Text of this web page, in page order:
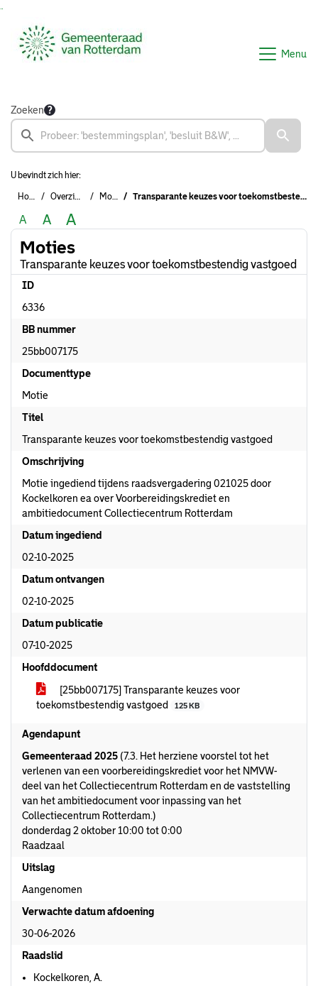
Menu
Zoeken
U bevindt zich hier:
Home Overzichten Moties Transparante keuzes voor toekomstbestendig vastgoed
A A A
Moties
Transparante keuzes voor toekomstbestendig vastgoed
ID
6336
BB nummer
25bb007175
Documenttype
Motie
Titel
Transparante keuzes voor toekomstbestendig vastgoed
Omschrijving
Motie ingediend tijdens raadsvergadering 021025 door
Kockelkoren ea over Voorbereidingskrediet en
ambitiedocument Collectiecentrum Rotterdam
Datum ingediend
02-10-2025
Datum ontvangen
02-10-2025
Datum publicatie
07-10-2025
Hoofddocument
[25bb007175] Transparante keuzes voor
toekomstbestendig vastgoed
125 KB
Agendapunt
Gemeenteraad 2025 (7.3. Het herziene voorstel tot het
verlenen van een voorbereidingskrediet voor het NMVW-
deel van het Collectiecentrum Rotterdam en de vaststelling
van het ambitiedocument voor inpassing van het
Collectiecentrum Rotterdam.)
donderdag 2 oktober 10:00 tot 0:00
Raadzaal
Uitslag
Aangenomen
Verwachte datum afdoening
30-06-2026
Raadslid
Kockelkoren, A.